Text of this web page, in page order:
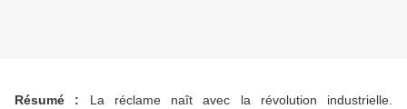
Résumé : La réclame naît avec la révolution industrielle.